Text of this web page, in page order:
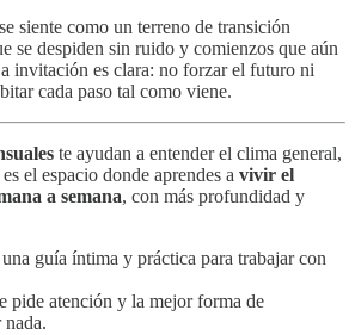
siente como un terreno de transición
se despiden sin ruido y comienzos que aún
invitación es clara: no forzar el futuro ni
cada paso tal como viene.
te ayudan a entender el clima general,
es el espacio donde aprendes a vivir el
a semana, con más profundidad y
guía íntima y práctica para trabajar con
pide atención y la mejor forma de